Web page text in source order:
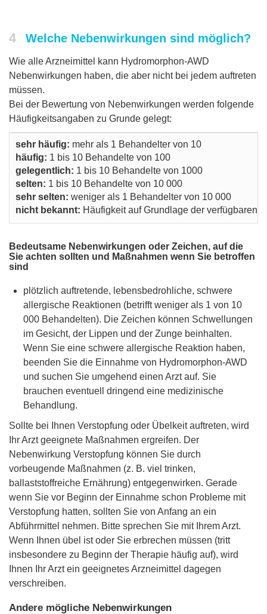
4 Welche Nebenwirkungen sind möglich?
Wie alle Arzneimittel kann Hydromorphon-AWD
Nebenwirkungen haben, die aber nicht bei jedem auftreten
müssen.
Bei der Bewertung von Nebenwirkungen werden folgende
Häufigkeitsangaben zu Grunde gelegt:
sehr häufig: mehr als 1 Behandelter von 10
häufig: 1 bis 10 Behandelte von 100
gelegentlich: 1 bis 10 Behandelte von 1000
selten: 1 bis 10 Behandelte von 10 000
sehr selten: weniger als 1 Behandelter von 10 000
nicht bekannt: Häufigkeit auf Grundlage der verfügbaren
Bedeutsame Nebenwirkungen oder Zeichen, auf die
Sie achten sollten und Maßnahmen wenn Sie betroffen
sind
plötzlich auftretende, lebensbedrohliche, schwere
allergische Reaktionen (betrifft weniger als 1 von 10
000 Behandelten). Die Zeichen können Schwellungen
im Gesicht, der Lippen und der Zunge beinhalten.
Wenn Sie eine schwere allergische Reaktion haben,
beenden Sie die Einnahme von Hydromorphon-AWD
und suchen Sie umgehend einen Arzt auf. Sie
brauchen eventuell dringend eine medizinische
Behandlung.
Sollte bei Ihnen Verstopfung oder Übelkeit auftreten, wird
Ihr Arzt geeignete Maßnahmen ergreifen. Der
Nebenwirkung Verstopfung können Sie durch
vorbeugende Maßnahmen (z. B. viel trinken,
ballaststoffreiche Ernährung) entgegenwirken. Gerade
wenn Sie vor Beginn der Einnahme schon Probleme mit
Verstopfung hatten, sollten Sie von Anfang an ein
Abführmittel nehmen. Bitte sprechen Sie mit Ihrem Arzt.
Wenn Ihnen übel ist oder Sie erbrechen müssen (tritt
insbesondere zu Beginn der Therapie häufig auf), wird
Ihnen Ihr Arzt ein geeignetes Arzneimittel dagegen
verschreiben.
Andere mögliche Nebenwirkungen